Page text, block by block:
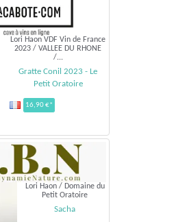
Lori Haon VDF Vin de France
2023 / VALLEE DU RHONE
/...
Gratte Conil 2023 - Le
Petit Oratoire
16,90 €*
Lori Haon / Domaine du
Petit Oratoire
Sacha